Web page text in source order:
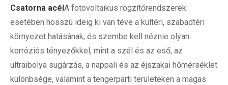
Csatorna acélA fotovoltaikus rögzítőrendszerek
esetében hosszú ideig ki van téve a kültéri, szabadtéri
környezet hatásának, és szembe kell néznie olyan
korróziós tényezőkkel, mint a szél és az eső, az
ultraibolya sugárzás, a nappali és az éjszakai hőmérséklet
különbsége, valamint a tengerparti területeken a magas